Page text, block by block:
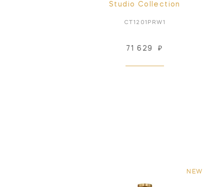
Studio Collection
CT1201PRW1
71 629 ₽
NEW